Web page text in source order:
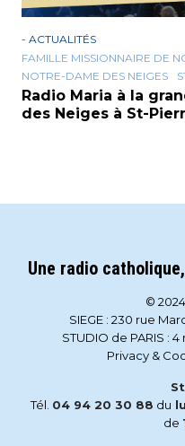
- ACTUALITÉS
FAMILLE MISSIONNAIRE DE
NOTRE-DAME DES NEIGES
Radio Maria à la
des Neiges à St-
Une radio
©
SIEGE : 230 rue
STUDIO de PARIS :
Privacy &
Tél. 04 94 20 30 88 du
de